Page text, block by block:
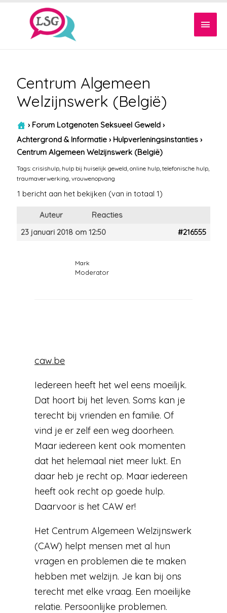
Centrum Algemeen
Welzijnswerk (België)
› Forum Lotgenoten Seksueel Geweld ›
Achtergrond & Informatie › Hulpverleningsinstanties ›
Centrum Algemeen Welzijnswerk (België)
Tags:crisishulp hulp bij huiselijk geweld ,online hulp ,telefonische hulp
traumaverwerking ,vrouwenopvang
1 bericht aan het bekijken (van in totaal 1)
Auteur
Reacties
23 januari 2018 om 12:50
#216555
Mark
Moderator
caw.be
Iedereen heeft het wel eens moeilijk.
Dat hoort bij het leven. Soms kan je
terecht bij vrienden en familie. Of
vind je er zelf een weg doorheen.
Maar iedereen kent ook momenten
dat het helemaal niet meer lukt. En
daar heb je recht op. Maar iedereen
heeft ook recht op goede hulp.
Daarvoor is het CAW er!
Het Centrum Algemeen Welzijnswerk
(CAW) helpt mensen met al hun
vragen en problemen die te maken
hebben met welzijn. Je kan bij ons
terecht met elke vraag. Een moeilijke
relatie. Persoonlijke problemen.